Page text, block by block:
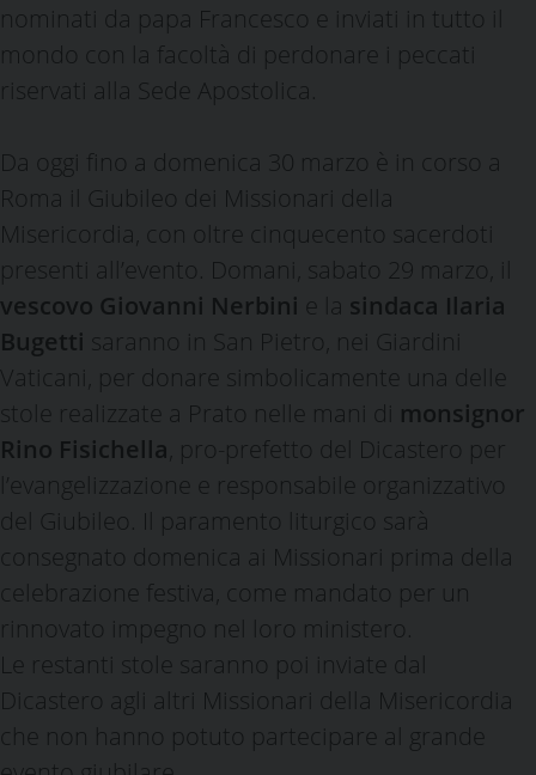
nominati da papa Francesco e inviati in tutto il
mondo con la facoltà di perdonare i peccati
riservati alla Sede Apostolica.
Da oggi fino a domenica 30 marzo è in corso a
Roma il Giubileo dei Missionari della
Misericordia, con oltre cinquecento sacerdoti
presenti all’evento. Domani, sabato 29 marzo, il
vescovo Giovanni Nerbini e la sindaca Ilaria
Bugetti saranno in San Pietro, nei Giardini
Vaticani, per donare simbolicamente una delle
stole realizzate a Prato nelle mani di monsignor
Rino Fisichella , pro-prefetto del Dicastero per
l’evangelizzazione e responsabile organizzativo
del Giubileo. Il paramento liturgico sarà
consegnato domenica ai Missionari prima della
celebrazione festiva, come mandato per un
rinnovato impegno nel loro ministero.
Le restanti stole saranno poi inviate dal
Dicastero agli altri Missionari della Misericordia
che non hanno potuto partecipare al grande